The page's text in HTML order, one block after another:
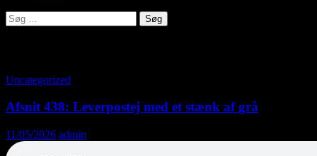
Søg
efter:
Uncategorized
Afsnit 438: Leverpostej med et stænk af grå
11/05/2026 admin